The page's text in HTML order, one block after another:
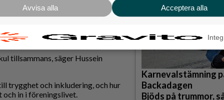
golf, och målet är att alla ska
som lockade stort
tillsammans, säger Hussein
trygghet och inkludering, och hur
och in i föreningslivet.
Karnevalstämning
Backadagen
Bjöds på trummor,
Acceptera alla
Avvisa alla